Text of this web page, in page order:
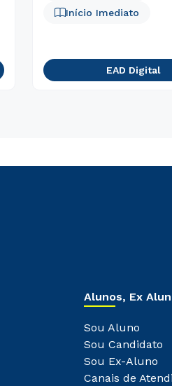
Início Imediato
EAD Digital
Alunos, Ex
Sou Aluno
Sou Candidato
Sou Ex-Aluno
Canais de